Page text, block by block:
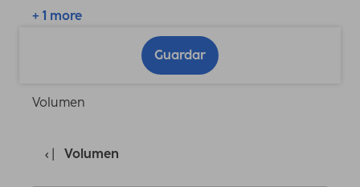
+ 1 more
Guardar
Volumen
Volumen